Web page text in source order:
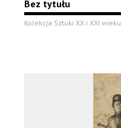
Bez tytułu
Kolekcja Sztuki XX i XXI wieku